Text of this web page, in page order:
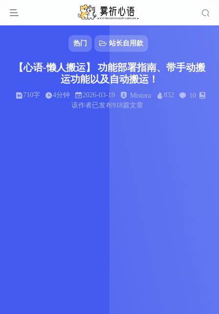
热门 站长自用款
【心语-懒人搬运】 功能部署指南、带手动搬
运功能以及自动搬运！
710字 4分钟 2026-03-19 Mistora 832
10
该作者已发布918篇文章